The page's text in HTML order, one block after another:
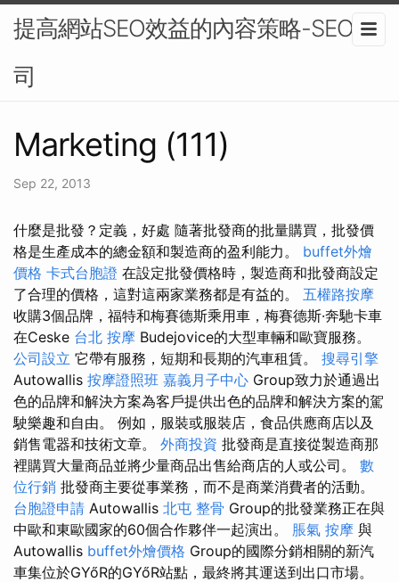
提高網站SEO效益的內容策略-SEO公
司
Marketing (111)
Sep 22, 2013
什麼是批發？定義，好處 隨著批發商的批量購買，批發價
格是生產成本的總金額和製造商的盈利能力。 buffet外燴
價格 卡式台胞證 在設定批發價格時，製造商和批發商設定
了合理的價格，這對這兩家業務都是有益的。 五權路按摩
收購3個品牌，福特和梅賽德斯乘用車，梅賽德斯·奔馳卡車
在Ceske 台北 按摩 Budejovice的大型車輛和歐寶服務。
公司設立 它帶有服務，短期和長期的汽車租賃。 搜尋引擎
Autowallis 按摩證照班 嘉義月子中心 Group致力於通過出
色的品牌和解決方案為客戶提供出色的品牌和解決方案的駕
駛樂趣和自由。 例如，服裝或服裝店，食品供應商店以及
銷售電器和技術文章。 外商投資 批發商是直接從製造商那
裡購買大量商品並將少量商品出售給商店的人或公司。 數
位行銷 批發商主要從事業務，而不是商業消費者的活動。
台胞證申請 Autowallis 北屯 整骨 Group的批發業務正在與
中歐和東歐國家的60個合作夥伴一起演出。 脹氣 按摩 與
Autowallis buffet外燴價格 Group的國際分銷相關的新汽
車集位於GYőR的GYőR站點，最終將其運送到出口市場。